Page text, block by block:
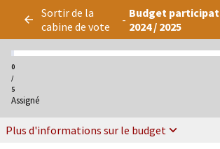
Sortir de la
cabine de vote
- Budget
2024 / 2025
0
/
5
Assigné
Plus d'informations sur le budget
Panneau de gestion des cookies